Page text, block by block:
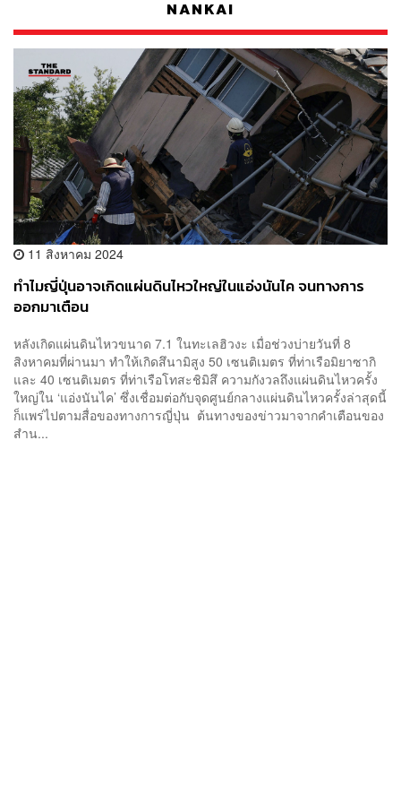
NANKAI
11 สิงหาคม 2024
ทำไมญี่ปุ่นอาจเกิดแผ่นดินไหวใหญ่ในแอ่งนันไค จนทางการ
ออกมาเตือน
หลังเกิดแผ่นดินไหว​​ขนาด 7.1 ในทะเลฮิวงะ เมื่อช่วงบ่ายวันที่​ 8
สิงหาคม​ที่ผ่านมา​ ทำให้เกิดสึนามิสูง 50 เซนติเมตร ที่ท่าเรือมิยาซากิ
และ 40 เซนติเมตร ที่ท่าเรือโทสะชิมิสึ ความกังวลถึงแผ่นดินไหว​ครั้ง
ใหญ่ใน ‘แอ่งนันไค’ ​ซึ่งเชื่อมต่อกับจุดศูนย์กลางแผ่นดินไหวครั้งล่าสุดนี้
ก็แพร่ไปตามสื่อของทางการญี่ปุ่น​ ต้นทางของข่าวมาจากคำเตือนของ
สำน...